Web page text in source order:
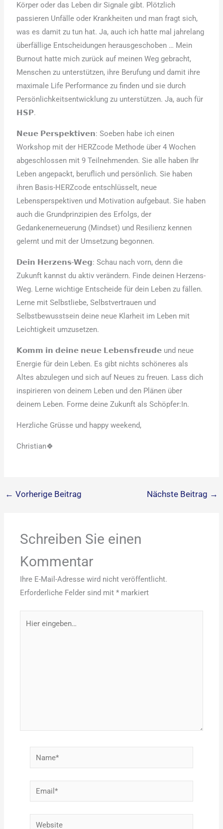
Körper oder das Leben dir Signale gibt. Plötzlich
passieren Unfälle oder Krankheiten und man fragt sich,
was es damit zu tun hat. Ja, auch ich hatte mal jahrelang
überfällige Entscheidungen herausgeschoben … Mein
Burnout hatte mich zurück auf meinen Weg gebracht,
Menschen zu unterstützen, ihre Berufung und damit ihre
maximale Life Performance zu finden und sie durch
Persönlichkeitsentwicklung zu unterstützen. Ja, auch für
𝗛𝗦𝗣.
𝗡𝗲𝘂𝗲 𝗣𝗲𝗿𝘀𝗽𝗲𝗸𝘁𝗶𝘃𝗲𝗻: Soeben habe ich einen
Workshop mit der HERZcode Methode über 4 Wochen
abgeschlossen mit 9 Teilnehmenden. Sie alle haben Ihr
Leben angepackt, beruflich und persönlich. Sie haben
ihren Basis-HERZcode entschlüsselt, neue
Lebensperspektiven und Motivation aufgebaut. Sie haben
auch die Grundprinzipien des Erfolgs, der
Gedankenerneuerung (Mindset) und Resilienz kennen
gelernt und mit der Umsetzung begonnen.
𝗗𝗲𝗶𝗻 𝗛𝗲𝗿𝘇𝗲𝗻𝘀-𝗪𝗲𝗴: Schau nach vorn, denn die
Zukunft kannst du aktiv verändern. Finde deinen Herzens-
Weg. Lerne wichtige Entscheide für dein Leben zu fällen.
Lerne mit Selbstliebe, Selbstvertrauen und
Selbstbewusstsein deine neue Klarheit im Leben mit
Leichtigkeit umzusetzen.
𝗞𝗼𝗺𝗺 𝗶𝗻 𝗱𝗲𝗶𝗻𝗲 𝗻𝗲𝘂𝗲 𝗟𝗲𝗯𝗲𝗻𝘀𝗳𝗿𝗲𝘂𝗱𝗲 und neue
Energie für dein Leben. Es gibt nichts schöneres als
Altes abzulegen und sich auf Neues zu freuen. Lass dich
inspirieren von deinem Leben und den Plänen über
deinem Leben. Forme deine Zukunft als Schöpfer:In.
Herzliche Grüsse und happy weekend,
Christian🍀
← Vorherige Beitrag Nächste Beitrag →
Schreiben Sie einen
Kommentar
Ihre E-Mail-Adresse wird nicht veröffentlicht.
Erforderliche Felder sind mit* markiert
eingeben…
Name*
Email*
Website